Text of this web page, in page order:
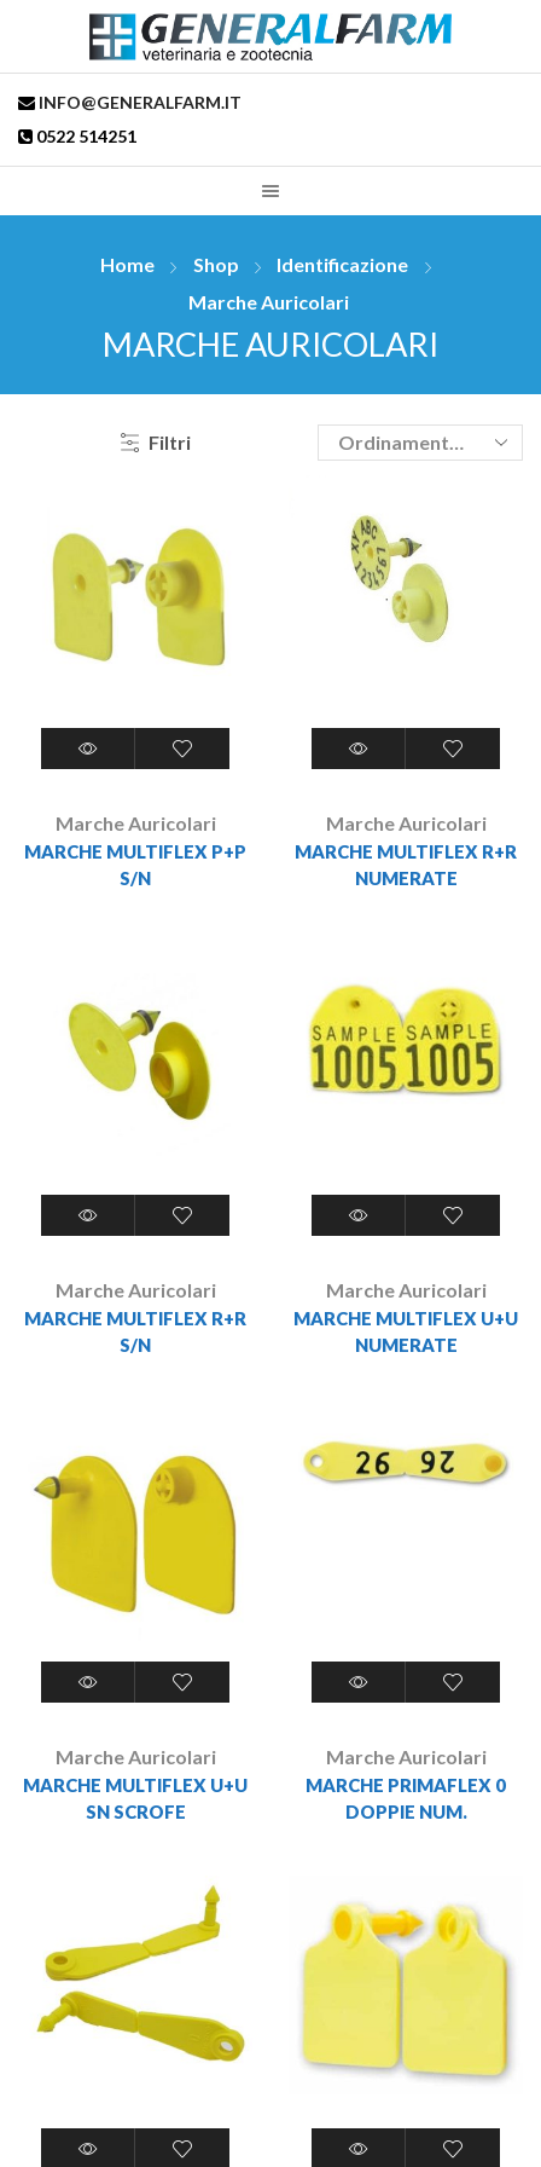
INFO@GENERALFARM.IT
0522 514251
Home Shop
Identificazione
Marche Auricolari
MARCHE AURICOLARI
Filtri
Marche Auricolari
MARCHE MULTIFLEX P+P
S/N
Marche Auricolari
MARCHE MULTIFLEX R+R
NUMERATE
Marche Auricolari
MARCHE MULTIFLEX R+R
S/N
Marche Auricolari
MARCHE MULTIFLEX U+U
NUMERATE
Marche Auricolari
MARCHE MULTIFLEX U+U
SN SCROFE
Marche Auricolari
MARCHE PRIMAFLEX 0
DOPPIE NUM.